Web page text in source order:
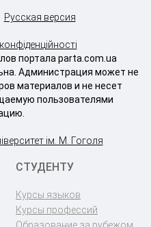
Русская версия
портала parta.com.ua
Администрация может не
материалов и не несет
пользователями
ім. М. Гоголя
СТУДЕНТУ
Курсы языков
Курсы профессий
Образование за рубежом